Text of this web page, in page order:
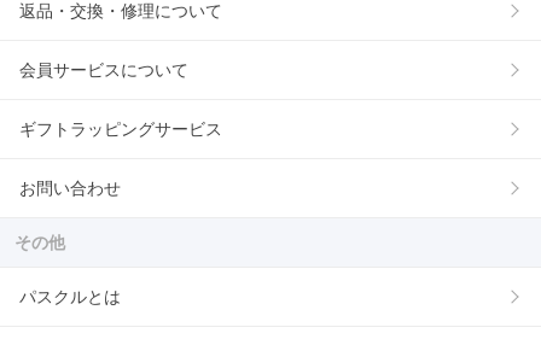
返品・交換・修理について
会員サービスについて
ギフトラッピングサービス
お問い合わせ
その他
パスクルとは